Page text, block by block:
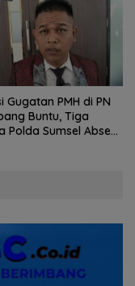
Gugatan PMH di PN
Buntu, Tiga
Polda Sumsel Absen,